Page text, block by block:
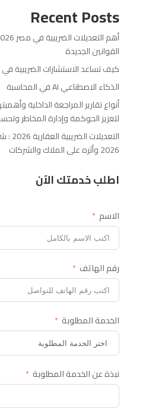
Recent Posts
القوانين الجديدة
كيف تساعد الاستشارات الضريبية
الذكاء الاصطناعي AI في المحاسبة
أنواع تقارير المراجعة الداخلية
لتعزيز الحوكمة وإدارة المخاطر
2026 وأثره على الملاك والشركات
اطلب خدمتك الآن
الاسم
رقم الهاتف
الخدمة المطلوبة
نبذة عن الخدمة المطلوبة